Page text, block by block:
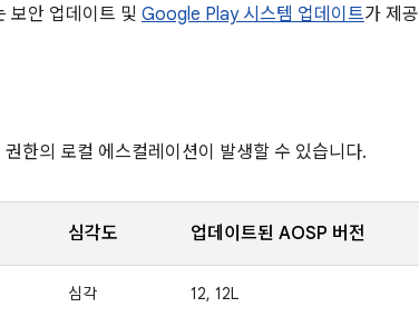
보안 업데이트 및 Google Play 시스템 업데이트가 제공
한의 로컬 에스컬레이션이 발생할 수 있습니다.
심각도 업데이트된 AOSP 버전
심각 12, 12L